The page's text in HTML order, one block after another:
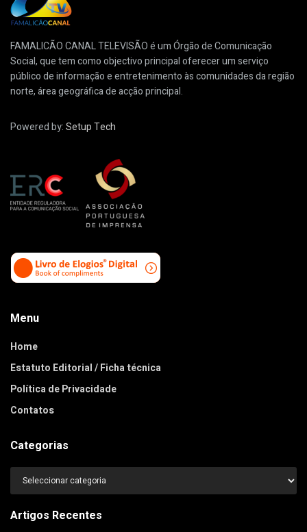
FAMALICÃO CANAL TELEVISÃO é um Órgão de Comunicação
Social, que tem como objectivo principal oferecer um serviço
público de informação e entretenimento às comunidades da região
norte, área geográfica de acção principal.
Powered by:Setup Tech
Menu
Home
Estatuto Editorial / Ficha técnica
Política de Privacidade
Contatos
Categorias
Categorias
Artigos Recentes